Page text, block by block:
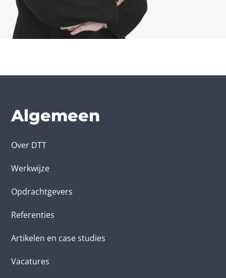
Algemeen
Over DTT
Werkwijze
Opdrachtgevers
Referenties
Artikelen en case studies
Vacatures